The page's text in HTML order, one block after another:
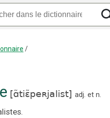
/
[ɑ̃tiɛ̃peʀjalist] adj. et n.
.